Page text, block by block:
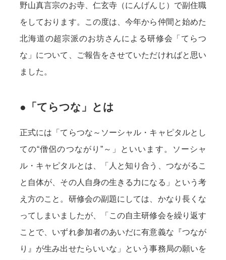
野山真言宗のお寺、仁玄寺（にんげんじ）で副住職
をしております。この度は、今年から仲間と始めた
北海道の超宗派のお坊さんによる研修会「てらつ
な」について、ご報告をさせていただければと思い
ました。
●「てらつな」とは
正式には「てらつな～ソーシャル・キャピタルとし
ての“僧侶のつながり”～」といいます。ソーシャ
ル・キャピタルとは、「人と知り合う、つながるこ
と自体が、その人自身の生きる力になる」という考
え方のこと。研修会の副題にしては、かなり長くな
ってしまいましたが、「この自主研修会を繰り返す
ことで、いずれ参加者のあいだに有意義な『つなが
り』が生み出せたらいいな」という事務局の願いを